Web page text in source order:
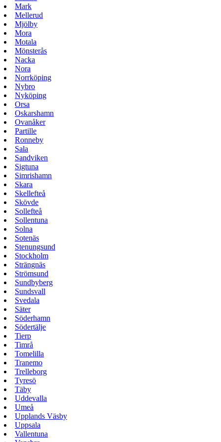
Mark
Mellerud
Mjölby
Mora
Motala
Mönsterås
Nacka
Nora
Norrköping
Nybro
Nyköping
Orsa
Oskarshamn
Ovanåker
Partille
Ronneby
Sala
Sandviken
Sigtuna
Simrishamn
Skara
Skellefteå
Skövde
Sollefteå
Sollentuna
Solna
Sotenäs
Stenungsund
Stockholm
Strängnäs
Strömsund
Sundbyberg
Sundsvall
Svedala
Säter
Söderhamn
Södertälje
Tierp
Timrå
Tomelilla
Tranemo
Trelleborg
Tyresö
Täby
Uddevalla
Umeå
Upplands Väsby
Uppsala
Vallentuna